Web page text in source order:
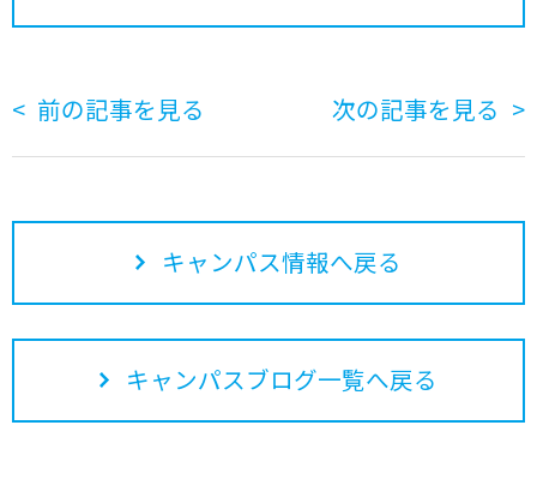
前の記事を見る 次の記事を見る
キャンパス情報へ戻る
キャンパスブログ一覧へ戻る